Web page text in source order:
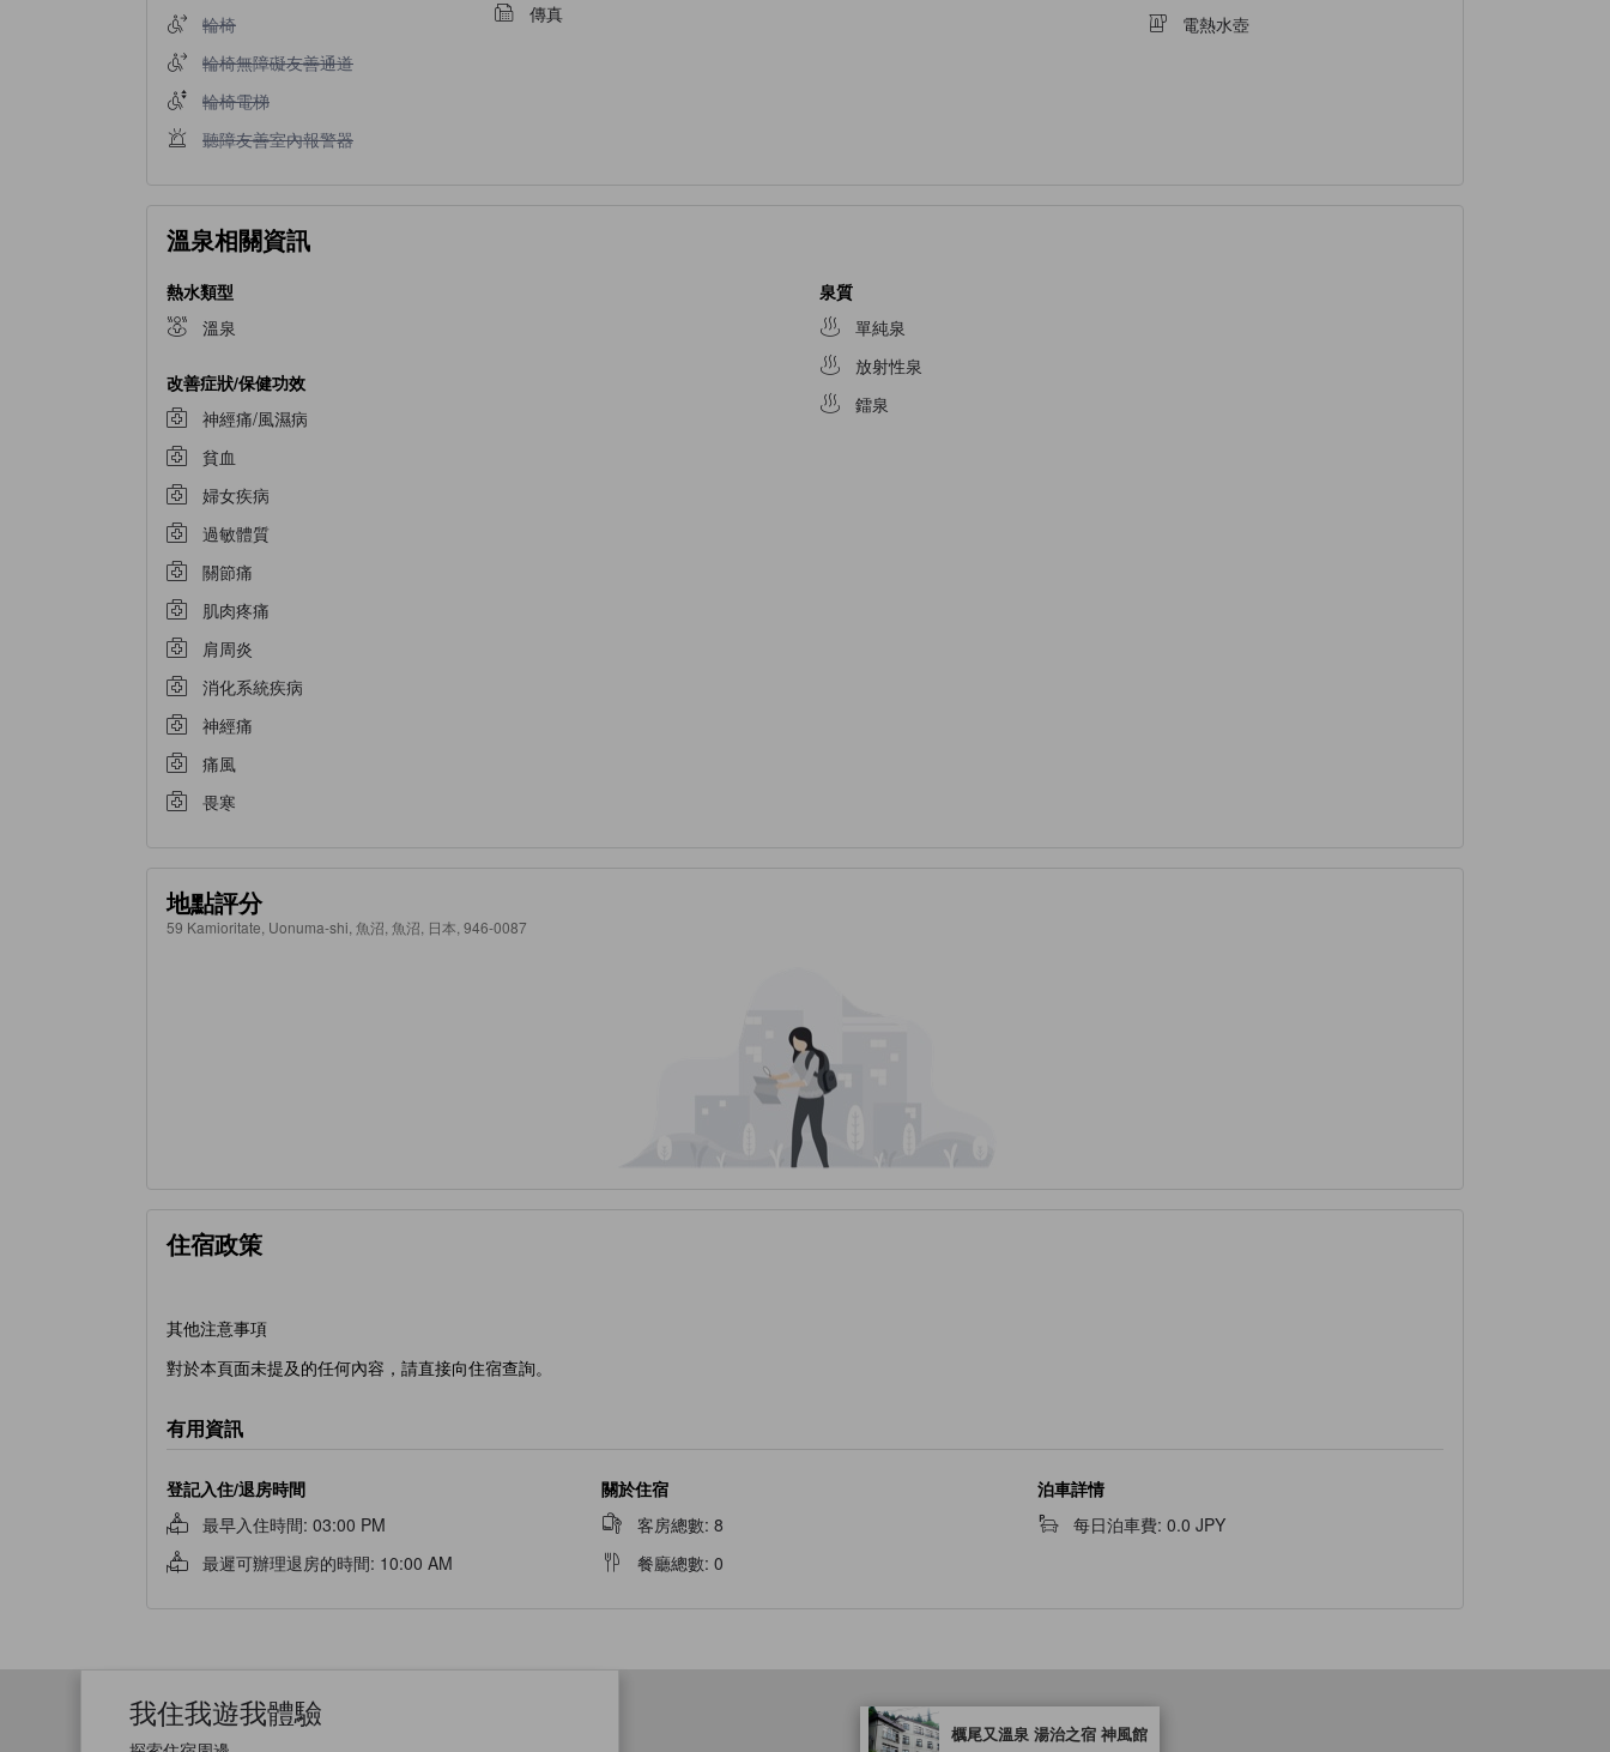
輪椅不適用
輪椅
輪椅無障礙友善通道不適用
輪椅無障礙友善通道
輪椅電梯不適用
輪椅電梯
聽障友善室內報警器不適用
聽障友善室內報警器
傳真
電熱水壺
溫泉相關資訊
熱水類型
溫泉
改善症狀/保健功效
神經痛/風濕病
貧血
婦女疾病
過敏體質
關節痛
肌肉疼痛
肩周炎
消化系統疾病
神經痛
痛風
畏寒
泉質
單純泉
放射性泉
鐳泉
地點評分
59 Kamioritate, Uonuma-shi, 魚沼, 魚沼, 日本, 946-0087
住宿政策
其他注意事項
對於本頁面未提及的任何內容，請直接向住宿查詢。
有用資訊
登記入住/退房時間
最早入住時間: 03:00 PM
最遲可辦理退房的時間: 10:00 AM
關於住宿
客房總數:8
餐廳總數:0
泊車詳情
每日泊車費: 0.0 JPY
櫔尾又溫泉 湯治之宿 神風館
tooltip
金星評級由夥伴網站提供，反映住客對舒適度及設施服務等的預期。
我住我遊我體驗